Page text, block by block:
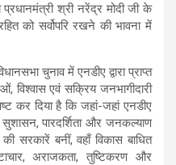
श्री नरेंद्र मोदी जी के
को सर्वोपरि रखने की भावना में
चुनाव में एनडीए द्वारा प्राप्त
एवं सक्रिय जनभागीदारी
कर दिया है कि जहां-जहां एनडीए
पारदर्शिता और जनकल्याण
सरकारें बनीं, वहाँ विकास बाधित
अराजकता, तुष्टिकरण और